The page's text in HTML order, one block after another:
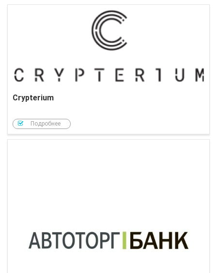
Crypterium
Подробнее